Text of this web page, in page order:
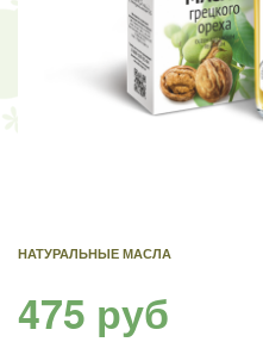
НАТУРАЛЬНЫЕ МАСЛА
475 руб